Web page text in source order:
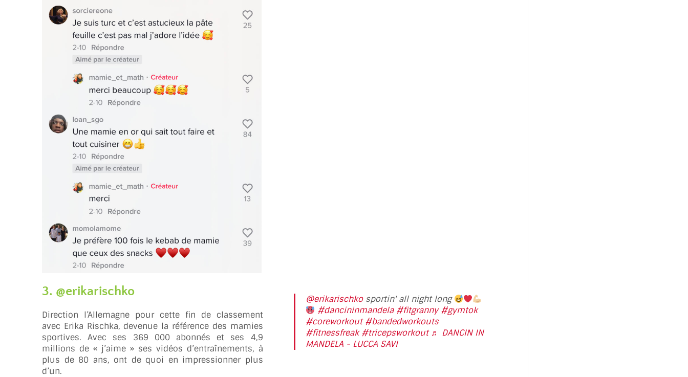
3. @erikarischko
Direction l’Allemagne pour cette fin de classement
avec Erika Rischka, devenue la référence des mamies
sportives. Avec ses 369 000 abonnés et ses 4,9
millions de « j’aime » ses vidéos d’entraînements, à
plus de 80 ans, ont de quoi en impressionner plus
d’un.
@erikarischkosportin' all night long
#dancininmandela #fitgranny #gymtok
#coreworkout #bandedworkouts
#fitnessfreak #tricepsworkout ♬ DANCIN IN
MANDELA - LUCCA SAVI